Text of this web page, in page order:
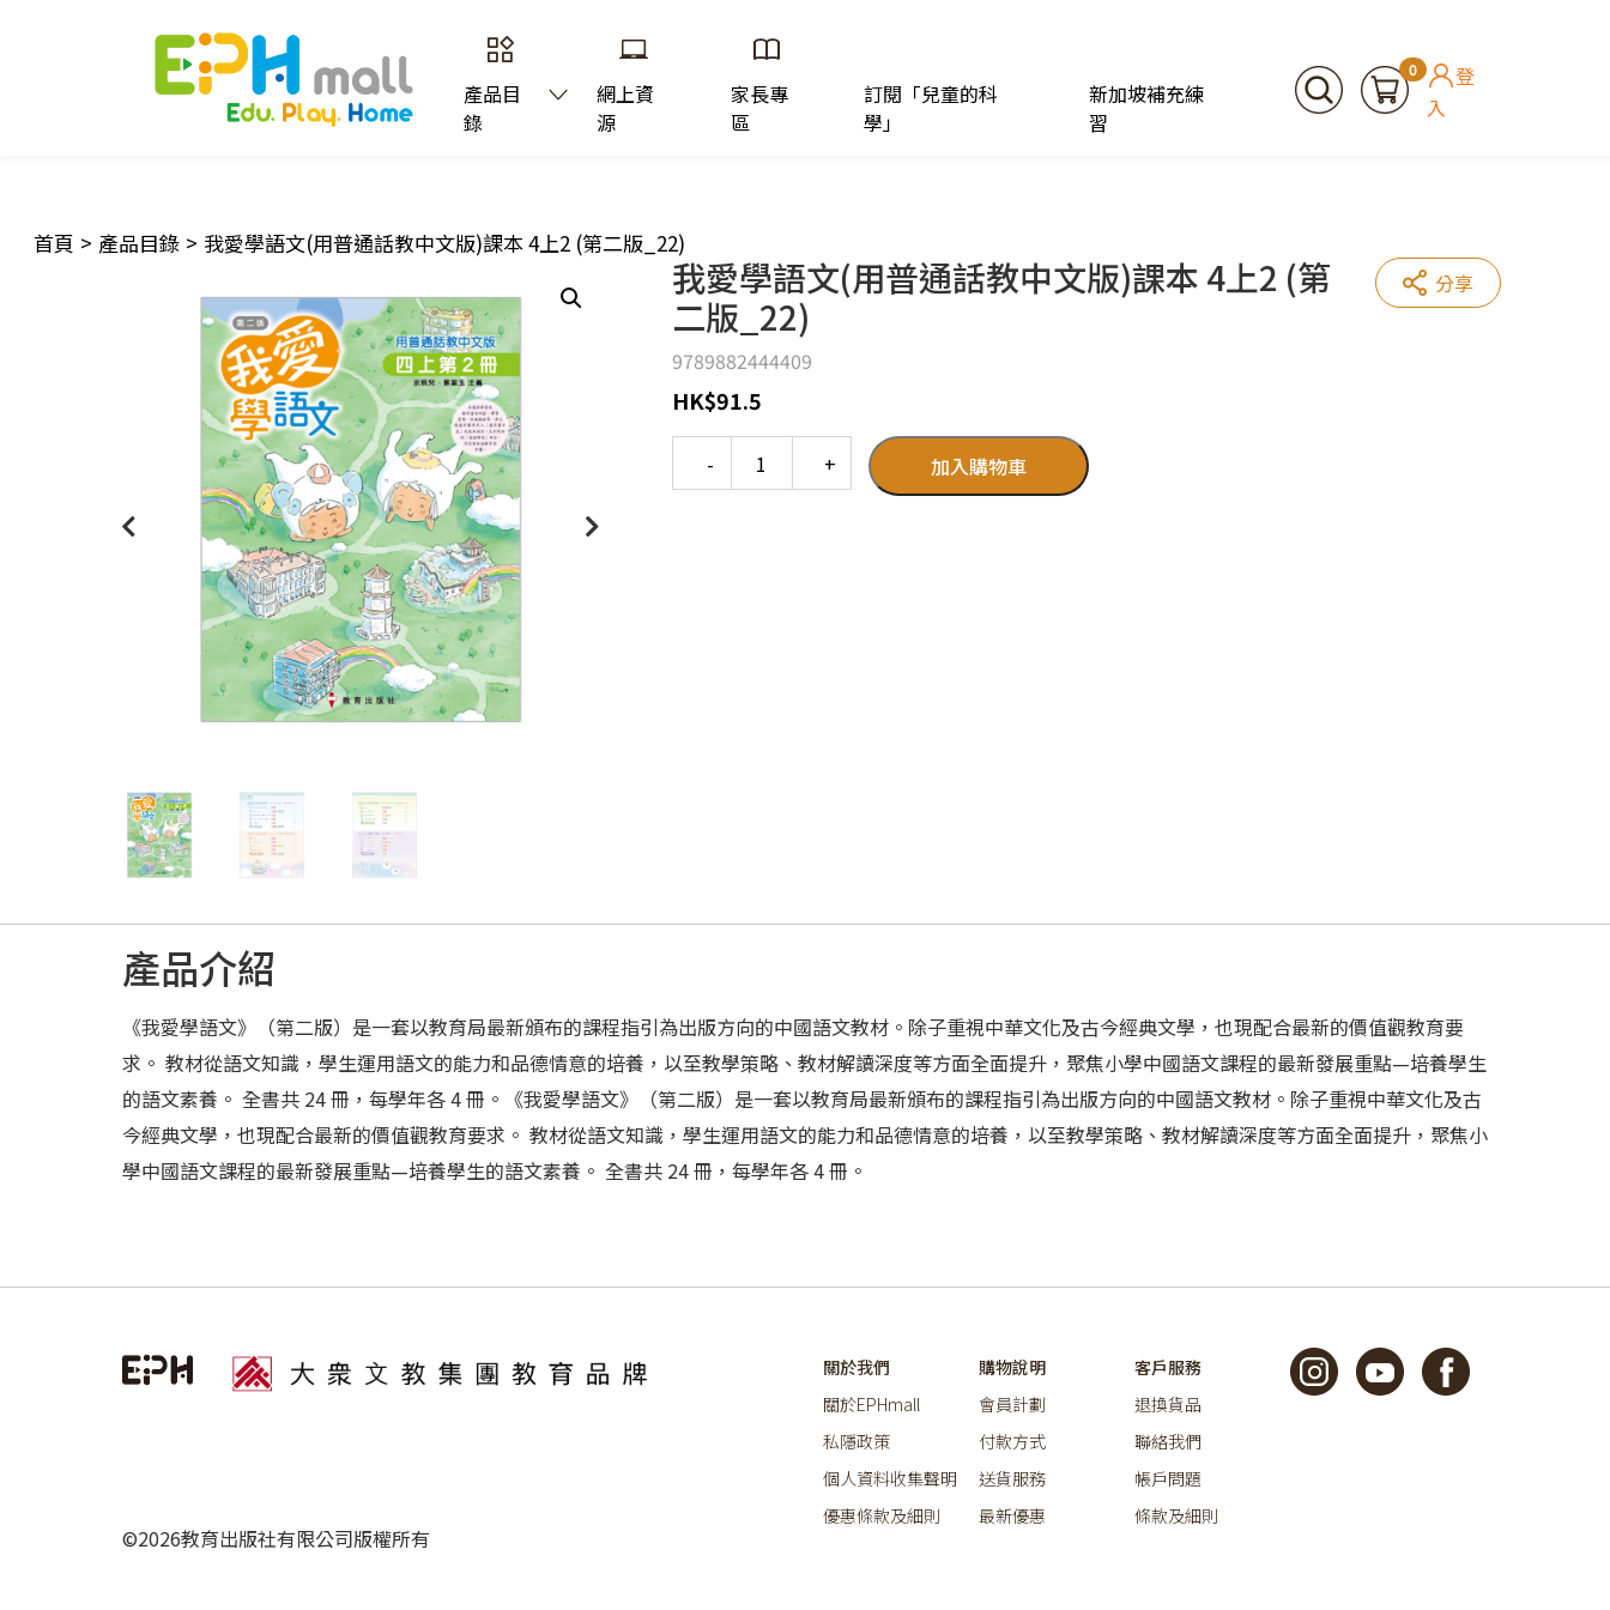
產品目
錄
網上資
源
家長專
區
訂閱「兒童的科
學」
新加坡補充練
習
0
登
入
首頁 > 產品目錄 > 我愛學語文(用普通話教中文版)課本 4上2 (第二版_22)
我愛學語文(用普通話教中文版)課本 4上2 (第
二版_22)
9789882444409
HK$91.5
加入購物車
分享
產品介紹
《我愛學語文》（第二版）是一套以教育局最新頒布的課程指引為出版方向的中國語文教材。除子重視中華文化及古今經典文學，也現配合最新的價值觀教育要
求。 教材從語文知識，學生運用語文的能力和品德情意的培養，以至教學策略、教材解讀深度等方面全面提升，聚焦小學中國語文課程的最新發展重點—培養學生
的語文素養。 全書共 24 冊，每學年各 4 冊。《我愛學語文》（第二版）是一套以教育局最新頒布的課程指引為出版方向的中國語文教材。除子重視中華文化及古
今經典文學，也現配合最新的價值觀教育要求。 教材從語文知識，學生運用語文的能力和品德情意的培養，以至教學策略、教材解讀深度等方面全面提升，聚焦小
學中國語文課程的最新發展重點—培養學生的語文素養。 全書共 24 冊，每學年各 4 冊。
©2026教育出版社有限公司版權所有
關於我們
關於EPHmall
私隱政策
個人資料收集聲明
優惠條款及細則
購物說明
會員計劃
付款方式
送貨服務
最新優惠
客戶服務
退換貨品
聯絡我們
帳戶問題
條款及細則